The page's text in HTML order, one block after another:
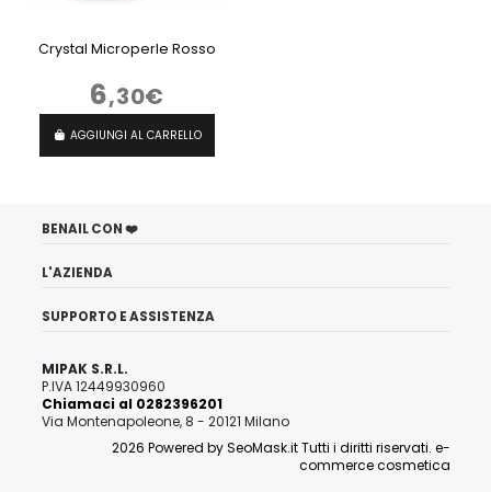
Crystal Microperle Rosso
6,30€
AGGIUNGI AL CARRELLO
BENAIL CON ❤️
L'AZIENDA
SUPPORTO E ASSISTENZA
MIPAK S.R.L.
P.IVA 12449930960
Chiamaci al 0282396201
Via Montenapoleone, 8 - 20121 Milano
2026 Powered bySeoMask.it Tutti i diritti riservati. e-
commerce cosmetica